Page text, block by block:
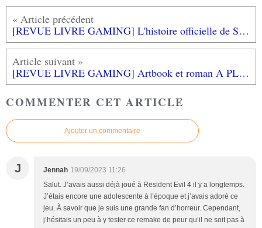
[REVUE LIVRE GAMING] L'histoire officielle de STREET FIGHTER racontée par ses créateurs chez THIRD EDITIONS
[REVUE LIVRE GAMING] Artbook et roman A PLAGUE TALE aux éditions BRAGELONNE
COMMENTER CET ARTICLE
Ajouter un commentaire
J Jennah 19/09/2023 11:26
Salut. J’avais aussi déjà joué à Resident Evil 4 il y a longtemps.
J’étais encore une adolescente à l’époque et j’avais adoré ce
jeu. À savoir que je suis une grande fan d’horreur. Cependant,
j’hésitais un peu à y tester ce remake de peur qu’il ne soit pas à